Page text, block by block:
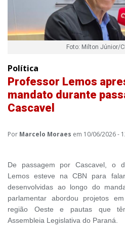
Foto: Milton Júnior/
Política
Professor Lemos
mandato durante
Cascavel
Por Marcelo Moraes em 10/06/2026 -
De passagem por Cascavel, o
Lemos esteve na CBN para
desenvolvidas ao longo do
parlamentar abordou projetos
região Oeste e pautas que
Assembleia Legislativa do Paraná.